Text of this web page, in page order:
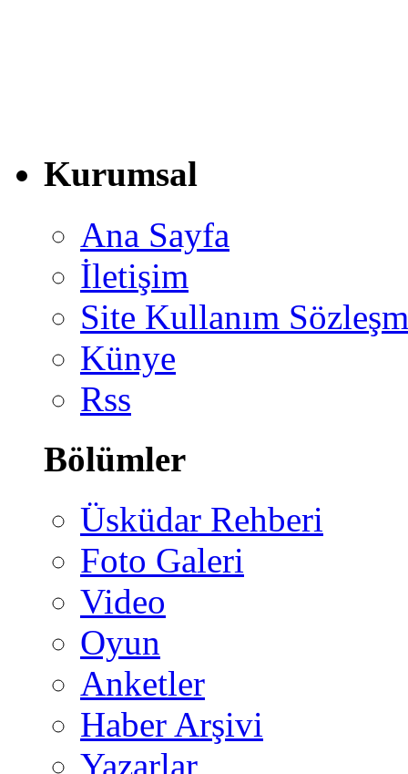
Kurumsal
Ana Sayfa
İletişim
Site Kullanım
Künye
Rss
Bölümler
Üsküdar Rehberi
Foto Galeri
Video
Oyun
Anketler
Haber Arşivi
Yazarlar